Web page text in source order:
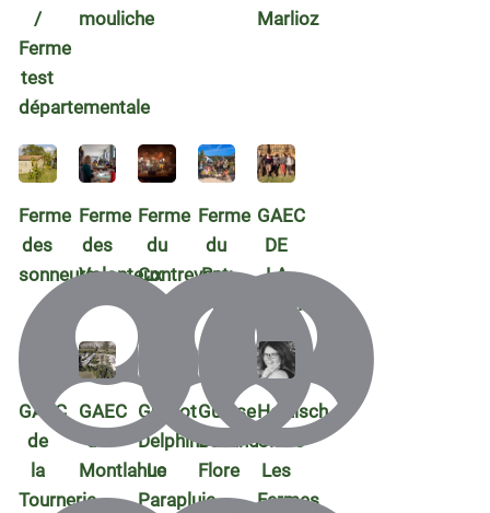
/
Ferme
test
départementale
mouliche
Marlioz
Ferme
des
sonneurs
Ferme
des
Volonteux
Ferme
du
Contrevent
Ferme
du
Roy
d'Espagne
GAEC
DE
LA
LICORNE
GAEC
de
la
Tournerie
GAEC
de
Montlahuc
Guilhot
Delphine
Le
Parapluie
Guiose
Balland
Flore
Heinisch
Claire
Les
Fermes